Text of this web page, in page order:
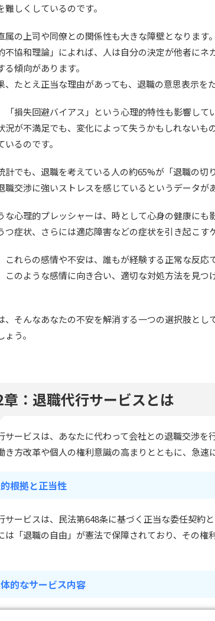
難しくしているのです。
属の上司や同僚との関係性も大きな障壁となります。
不協和理論」によれば、人は自分の決定が他者に
る傾向があります。
、たとえ正当な理由があっても、退職の意思表示を
「損失回避バイアス」という心理的特性も影響して
況が不満足でも、変化によって失うかもしれないも
いるのです。
計でも、退職を考えている人の約65%が「退職の切
職交渉に強いストレスを感じているというデータが
な心理的プレッシャーは、時として心身の健康にも
つ症状、さらには適応障害などの症状を引き起こす
これらの感情や不安は、誰もが経験する正常な反応で
このような感情に向き合い、適切な対処方法を見
、そんなあなたの不安を解消する一つの選択肢とし
う。
：退職代行サービスとは
サービスは、あなたに代わって会社との退職交渉を
き方改革や個人の権利意識の高まりとともに、急速
根拠と正当性
サービスは、民法第648条に基づく正当な委任契約と
は「退職の自由」が憲法で保障されており、その
的なサービス内容